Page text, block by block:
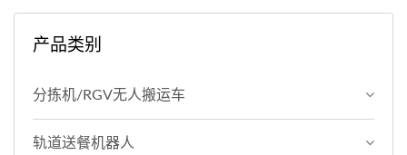
产品类别
分拣机/RGV无人搬运车
轨道送餐机器人